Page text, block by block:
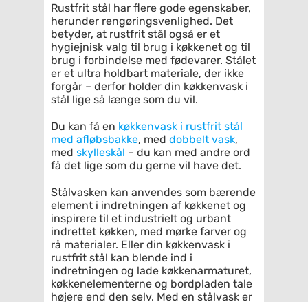
Rustfrit stål har flere gode egenskaber,
herunder rengøringsvenlighed. Det
betyder, at rustfrit stål også er et
hygiejnisk valg til brug i køkkenet og til
brug i forbindelse med fødevarer. Stålet
er et ultra holdbart materiale, der ikke
forgår – derfor holder din køkkenvask i
stål lige så længe som du vil.
Du kan få en køkkenvask i rustfrit stål
med afløbsbakke, med dobbelt vask,
med skylleskål – du kan med andre ord
få det lige som du gerne vil have det.
Stålvasken kan anvendes som bærende
element i indretningen af køkkenet og
inspirere til et industrielt og urbant
indrettet køkken, med mørke farver og
rå materialer. Eller din køkkenvask i
rustfrit stål kan blende ind i
indretningen og lade køkkenarmaturet,
køkkenelementerne og bordpladen tale
højere end den selv. Med en stålvask er